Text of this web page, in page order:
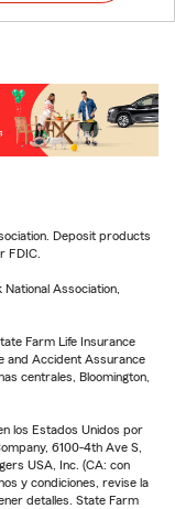
Deposit products
FDIC.
Association,
Farm Life Insurance
and Accident Assurance
centrales, Bloomington,
los Estados Unidos por
6100-4th Ave S,
USA, Inc. (CA: con
y condiciones, revise la
detalles. State Farm